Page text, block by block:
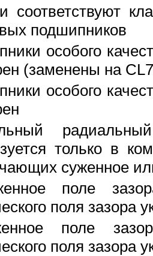
соответствуют
подшипников
особого
(заменены на
особого
только в
суженное
поле
поля зазора
поле
поля зазора